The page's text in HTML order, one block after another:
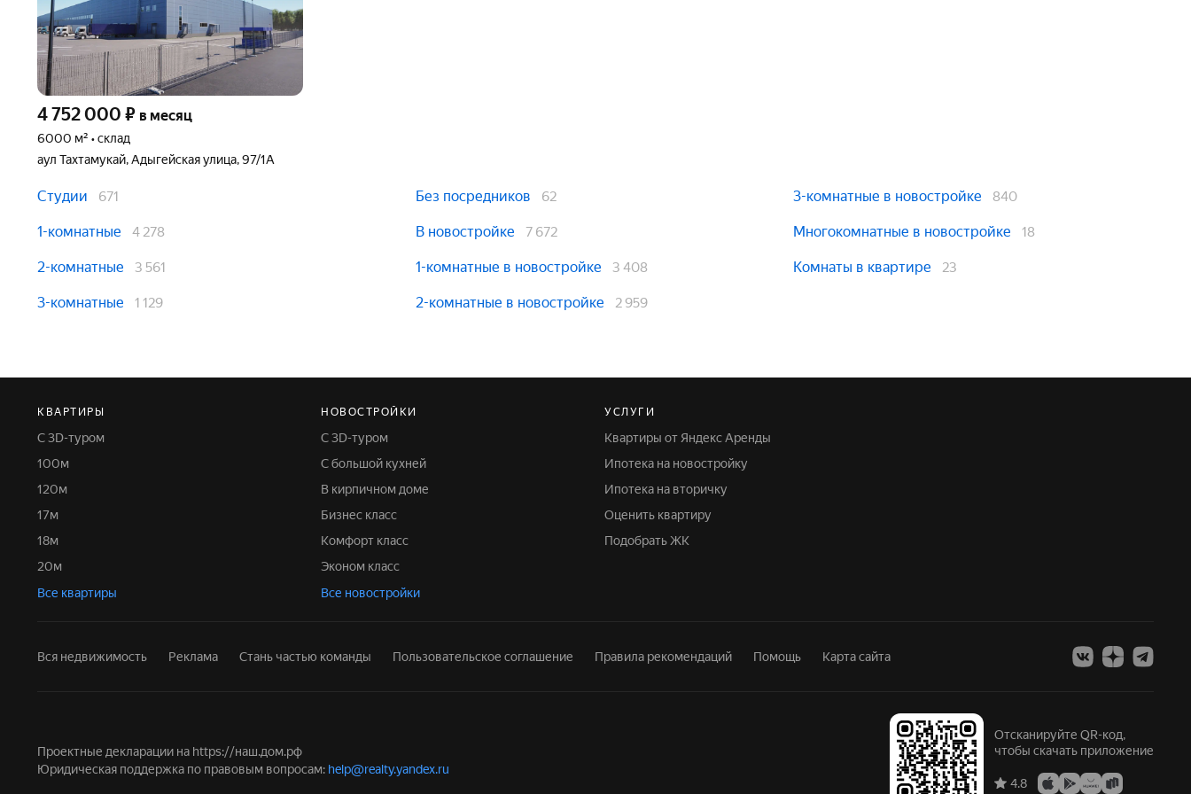
4 752 000 ₽ в месяц
6000 м² • склад
аул Тахтамукай, Адыгейская улица, 97/1А
Студии 671
1-комнатные 4 278
2-комнатные 3 561
3-комнатные 1 129
Без посредников 62
В новостройке 7 672
1-комнатные в новостройке 3 408
2-комнатные в новостройке 2 959
3-комнатные в новостройке 840
Многокомнатные в новостройке 18
Комнаты в квартире 23
КВАРТИРЫ
С 3D-туром
100м
120м
17м
18м
20м
Все квартиры
НОВОСТРОЙКИ
С 3D-туром
С большой кухней
В кирпичном доме
Бизнес класс
Комфорт класс
Эконом класс
Все новостройки
УСЛУГИ
Квартиры от Яндекс Аренды
Ипотека на новостройку
Ипотека на вторичку
Оценить квартиру
Подобрать ЖК
Вся недвижимость Реклама Стань частью команды Пользовательское соглашение Правила рекомендаций Помощь Карта сайта
Проектные декларации на https://наш.дом.рф
Юридическая поддержка по правовым вопросам: help@realty.yandex.ru
Отсканируйте QR-код,
чтобы скачать приложение
4.8